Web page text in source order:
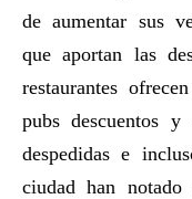
de aumentar sus
que aportan las
restaurantes
pubs descuentos y
despedidas e
ciudad han notado